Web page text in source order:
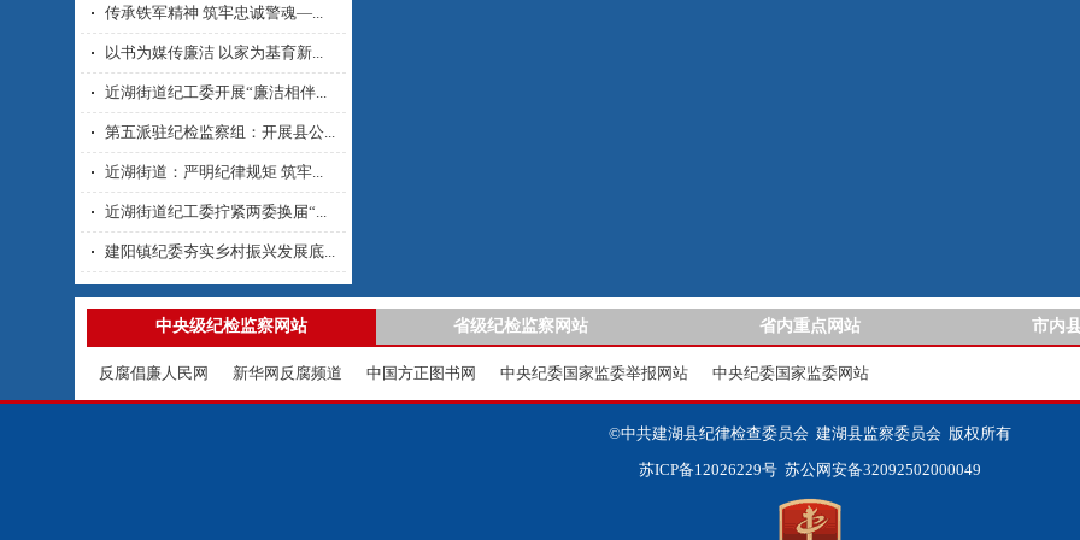
传承铁军精神 筑牢忠诚警魂—...
以书为媒传廉洁 以家为基育新...
近湖街道纪工委开展“廉洁相伴...
第五派驻纪检监察组：开展县公...
近湖街道：严明纪律规矩 筑牢...
近湖街道纪工委拧紧两委换届“...
建阳镇纪委夯实乡村振兴发展底...
中央级纪检监察网站 省级纪检监察网站 省内重点网站 市内
反腐倡廉人民网 新华网反腐频道 中国方正图书网 中央纪委国家监委举报网站 中央纪委国家监委网站
©中共建湖县纪律检查委员会 建湖县监察委员会 版权所有
苏ICP备12026229号 苏公网安备32092502000049